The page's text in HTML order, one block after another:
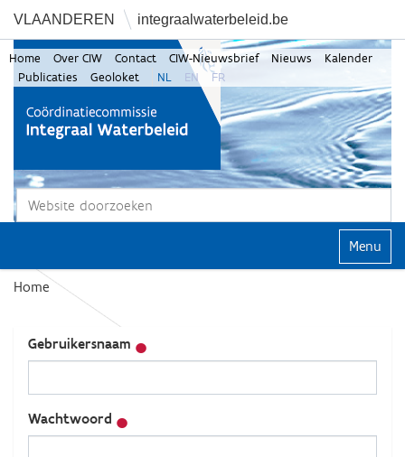
VLAANDEREN integraalwaterbeleid.be
Zoek
Home Over CIW Contact CIW-Nieuwsbrief Nieuws
Kalender
Publicaties
Geoloket NL EN FR
Klap
Home
Gebruikersnaam
Wachtwoord